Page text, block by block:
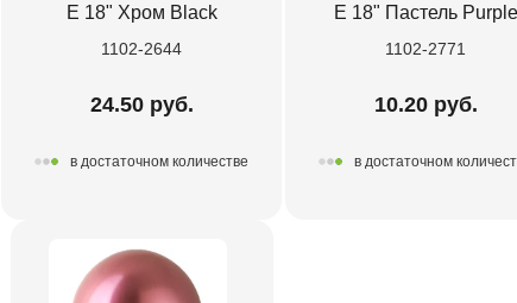
Е 18" Хром Black
1102-2644
24.50 руб.
в достаточном количестве
Е 18" Пастель Purple
1102-2771
10.20 руб.
в достаточном